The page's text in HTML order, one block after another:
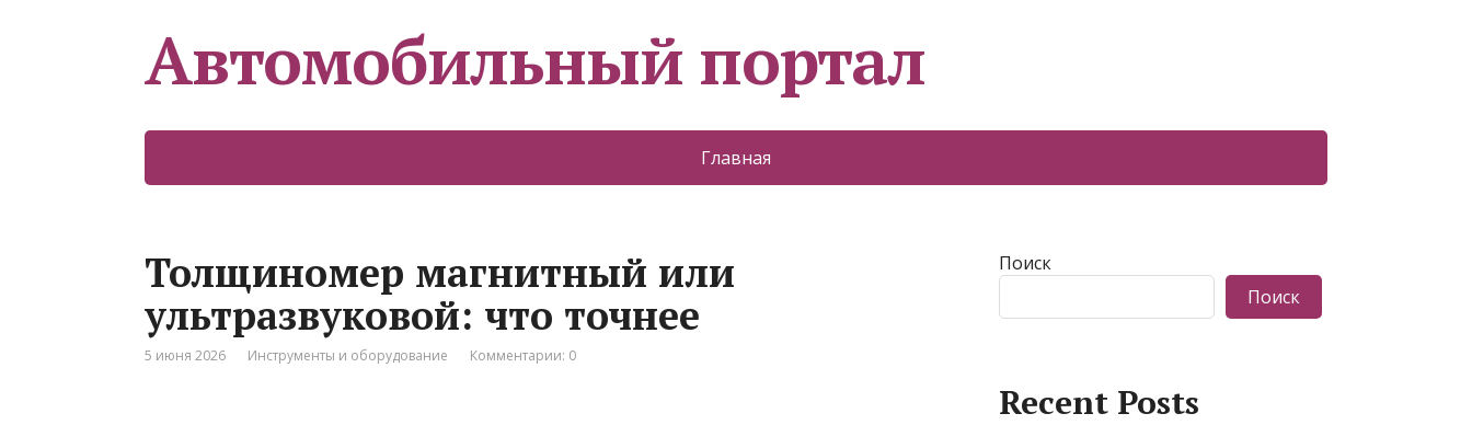
Автомобильный портал
Главная
Толщиномер магнитный или
ультразвуковой: что точнее
5 июня 2026 Инструменты и оборудование Комментарии: 0
Поиск
Поиск
Recent Posts